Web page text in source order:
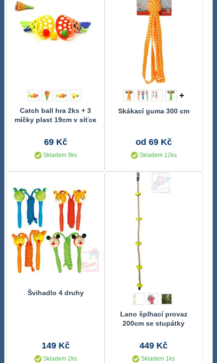
Catch ball hra 2ks + 3
míčky plast 19cm v síťce
69 Kč
Skladem 9ks
+
Skákací guma 300 cm
od 69 Kč
Skladem 12ks
Švihadlo 4 druhy
149 Kč
Skladem 2ks
Lano šplhací provaz
200cm se stupátky
449 Kč
Skladem 1ks